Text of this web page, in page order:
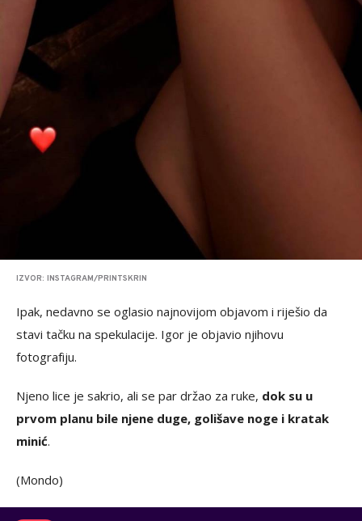
IZVOR: INSTAGRAM/PRINTSKRIN
Ipak, nedavno se oglasio najnovijom objavom i riješio da
stavi tačku na spekulacije. Igor je objavio njihovu
fotografiju.
Njeno lice je sakrio, ali se par držao za ruke, dok su u
prvom planu bile njene duge, golišave noge i kratak
minić.
(Mondo)